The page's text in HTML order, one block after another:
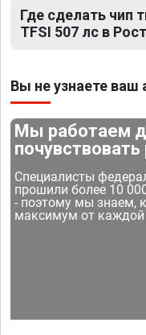
Где сделать чип
TFSI 507 лс в
Вы не узнаете ваш
Мы работаем
почувствовать
Специалисты
прошили более 10
- поэтому мы знаем,
максимум от